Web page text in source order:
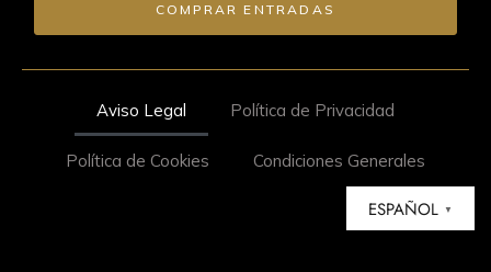
COMPRAR ENTRADAS
Aviso Legal Política de Privacidad
Política de Cookies Condiciones Generales
ESPAÑOL ▼